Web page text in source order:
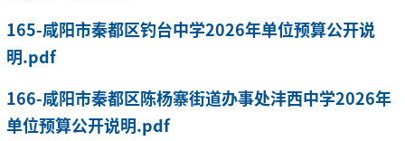
165-咸阳市秦都区钓台中学2026年单位预算公开说
明.pdf
166-咸阳市秦都区陈杨寨街道办事处沣西中学2026年
单位预算公开说明.pdf